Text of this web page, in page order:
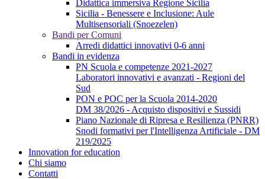
Didattica immersiva Regione Sicilia
Sicilia - Benessere e Inclusione: Aule
Multisensoriali (Snoezelen)
Bandi per Comuni
Arredi didattici innovativi 0-6 anni
Bandi in evidenza
PN Scuola e competenze 2021-2027
Laboratori innovativi e avanzati - Regioni del
Sud
PON e POC per la Scuola 2014-2020
DM 38/2026 - Acquisto dispositivi e Sussidi
Piano Nazionale di Ripresa e Resilienza (PNRR)
Snodi formativi per l'Intelligenza Artificiale - DM
219/2025
Innovation for education
Chi siamo
Contatti